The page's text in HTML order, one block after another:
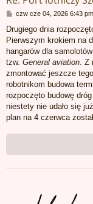
P
s
t
czw cze 04, 2026 6:43 pm
Drugiego dnia
Pierwszym krokiem na
hangarów dla
tzw. General aviation .
zmontować jeszcze
robotnikom budowa
rozpoczęto budowę
niestety nie udało się
plan na 4 czerwca